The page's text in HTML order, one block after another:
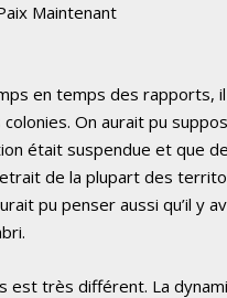
Maintenant
en temps des
On aurait pu
était suspendue et que
de la plupart des
pu penser aussi qu’il y
est très différent. La